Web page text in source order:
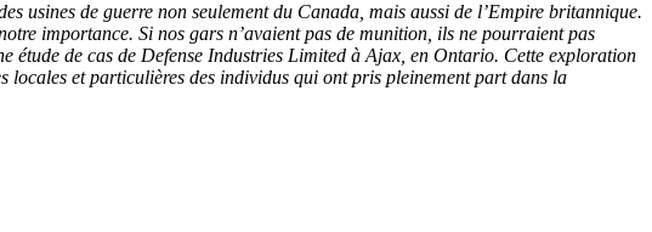
usines de guerre non seulement du Canada, mais aussi de l’Empire britannique.
importance. Si nos gars n’avaient pas de munition, ils ne pourraient pas
étude de cas de Defense Industries Limited à Ajax, en Ontario. Cette exploration
et particulières des individus qui ont pris pleinement part dans la